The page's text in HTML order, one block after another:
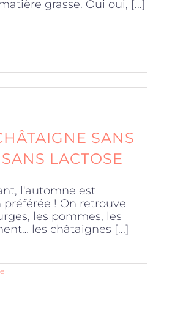
grasse. Oui oui, [...]
SANS
LACTOSE
l'automne est
! On retrouve
les pommes, les
les châtaignes [...]